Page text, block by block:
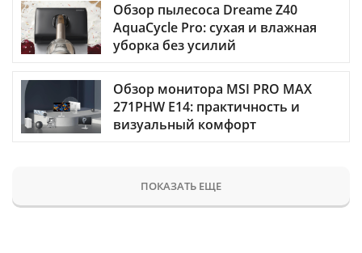
Обзор пылесоса Dreame Z40
AquaCycle Pro: сухая и влажная
уборка без усилий
Обзор монитора MSI PRO MAX
271PHW E14: практичность и
визуальный комфорт
ПОКАЗАТЬ ЕЩЕ